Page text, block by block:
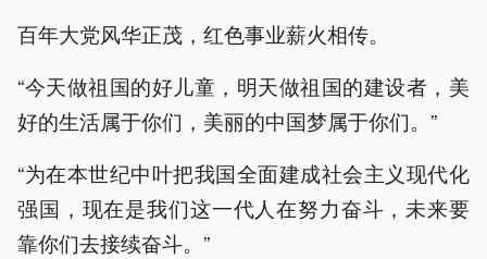
百年大党风华正茂，红色事业薪火相传。
“今天做祖国的好儿童，明天做祖国的建设者，美
好的生活属于你们，美丽的中国梦属于你们。”
“为在本世纪中叶把我国全面建成社会主义现代化
强国，现在是我们这一代人在努力奋斗，未来要
靠你们去接续奋斗。”